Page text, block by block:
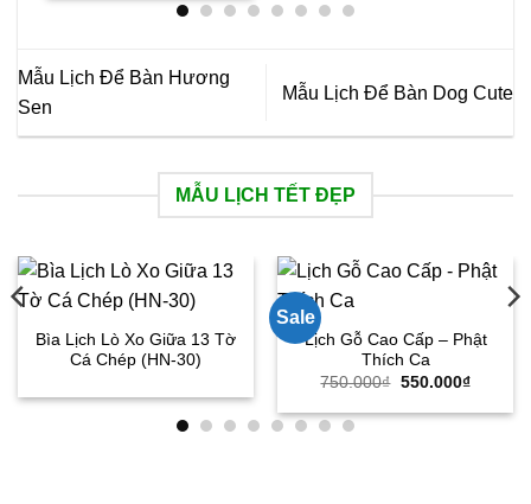
Mẫu Lịch Để Bàn Hương
Sen
Mẫu Lịch Để Bàn Dog Cute
MẪU LỊCH TẾT ĐẸP
Bìa Lịch Lò Xo Giữa 13 Tờ
Cá Chép (HN-30)
Sale
Lịch Gỗ Cao Cấp – Phật
Thích Ca
750.000₫ Giá
là:
550.000₫Giá
tại